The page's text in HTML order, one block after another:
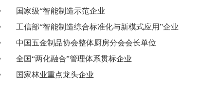
国家级“智能制造示范企业
工信部“智能制造综合标准化与新模式应用”企业
中国五金制品协会整体厨房分会会长单位
全国“两化融合”管理体系贯标企业
国家林业重点龙头企业